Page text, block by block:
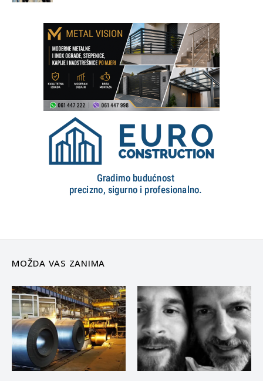
MOŽDA VAS ZANIMA